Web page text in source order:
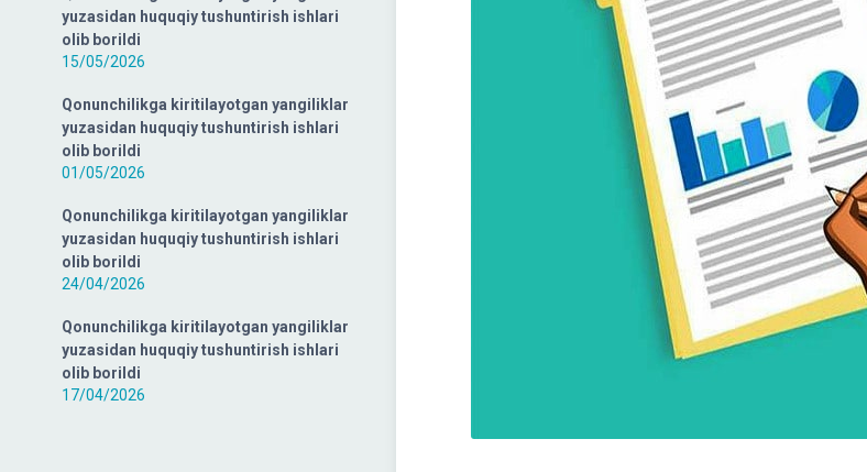
yuzasidan huquqiy tushuntirish ishlari
olib borildi
15/05/2026
Qonunchilikga kiritilayotgan yangiliklar
yuzasidan huquqiy tushuntirish ishlari
olib borildi
01/05/2026
Qonunchilikga kiritilayotgan yangiliklar
yuzasidan huquqiy tushuntirish ishlari
olib borildi
24/04/2026
Qonunchilikga kiritilayotgan yangiliklar
yuzasidan huquqiy tushuntirish ishlari
olib borildi
17/04/2026